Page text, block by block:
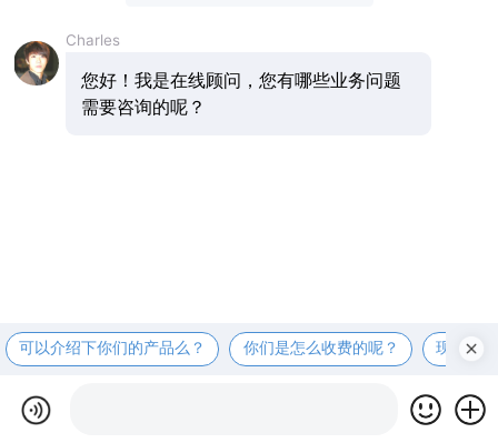
Charles
您好！我是在线顾问，您有哪些业务问题
需要咨询的呢？
可以介绍下你们的产品么？ 你们是怎么收费的呢？ 现在有